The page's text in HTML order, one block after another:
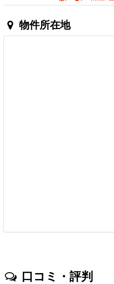
物件所在地
口コミ・評判